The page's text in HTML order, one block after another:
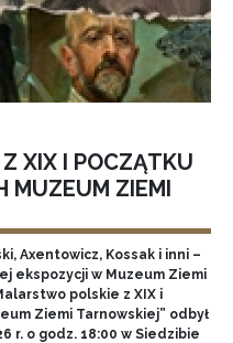
XIX I POCZĄTKU
MUZEUM ZIEMI
Axentowicz, Kossak i inni –
ekspozycji w Muzeum Ziemi
polskie z XIX i
Ziemi Tarnowskiej” odbył
r. o godz. 18:00 w Siedzibie